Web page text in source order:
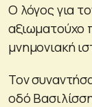
Ο λόγος για
αξιωματούχο
μνημονιακή
Τον
οδό